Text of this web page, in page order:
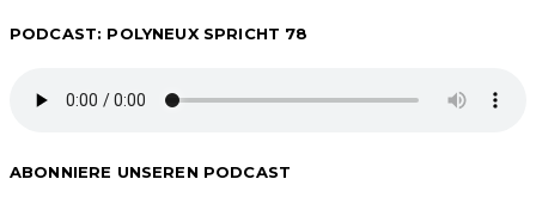
PODCAST: POLYNEUX SPRICHT 78
ABONNIERE UNSEREN PODCAST